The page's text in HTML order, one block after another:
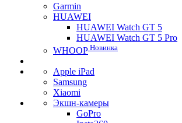
Garmin
HUAWEI
HUAWEI Watch GT 5
HUAWEI Watch GT 5 Pro
WHOOP Новинка
Apple iPad
Samsung
Xiaomi
Экшн-камеры
GoPro